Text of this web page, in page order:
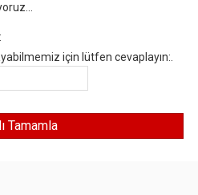
için lütfen cevaplayın:.